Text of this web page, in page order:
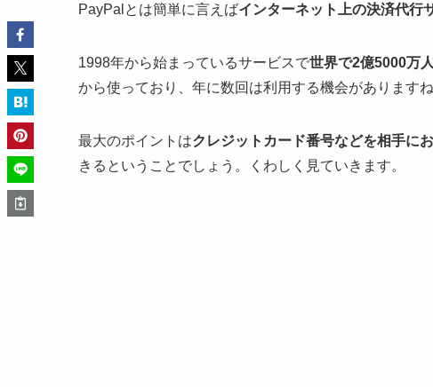
PayPalとは簡単に言えばインターネット上の決済代行
1998年から始まっているサービスで世界で2億5000万
から使っており、年に数回は利用する機会がありますね
最大のポイントはクレジットカード番号などを相手に
きるということでしょう。くわしく見ていきます。